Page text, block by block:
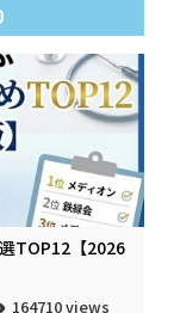
TOP12【2026
164710 views